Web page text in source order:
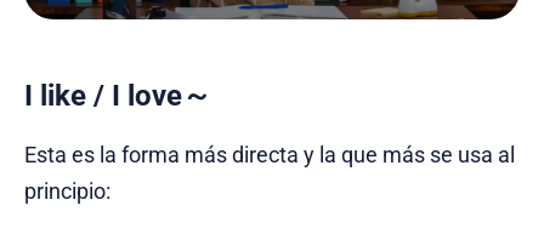
I like / I love～
Esta es la forma más directa y la que más se usa al
principio: